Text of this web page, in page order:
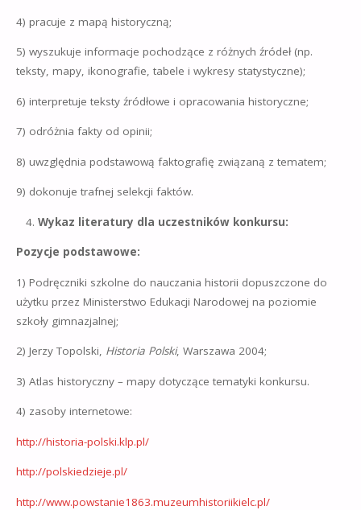
4) pracuje z mapą historyczną;
5) wyszukuje informacje pochodzące z różnych źródeł (np.
teksty, mapy, ikonografie, tabele i wykresy statystyczne);
6) interpretuje teksty źródłowe i opracowania historyczne;
7) odróżnia fakty od opinii;
8) uwzględnia podstawową faktografię związaną z tematem;
9) dokonuje trafnej selekcji faktów.
Wykaz literatury dla uczestników konkursu:
Pozycje podstawowe:
1) Podręczniki szkolne do nauczania historii dopuszczone do
użytku przez Ministerstwo Edukacji Narodowej na poziomie
szkoły gimnazjalnej;
2) Jerzy Topolski, Historia Polski, Warszawa 2004;
3) Atlas historyczny – mapy dotyczące tematyki konkursu.
4) zasoby internetowe:
http://historia-polski.klp.pl/
http://polskiedzieje.pl/
http://www.powstanie1863.muzeumhistoriikielc.pl/